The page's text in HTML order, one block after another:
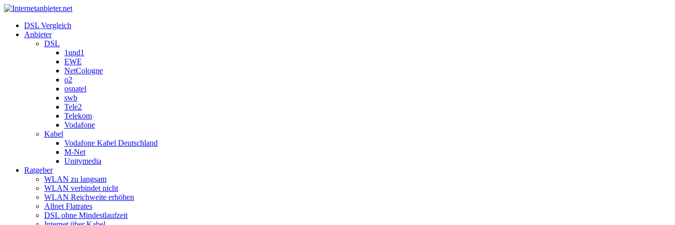
DSL Vergleich
Anbieter
DSL
1und1
EWE
NetCologne
o2
osnatel
swb
Tele2
Telekom
Vodafone
Kabel
Vodafone Kabel Deutschland
M-Net
Unitymedia
Ratgeber
WLAN zu langsam
WLAN verbindet nicht
WLAN Reichweite erhöhen
Allnet Flatrates
DSL ohne Mindestlaufzeit